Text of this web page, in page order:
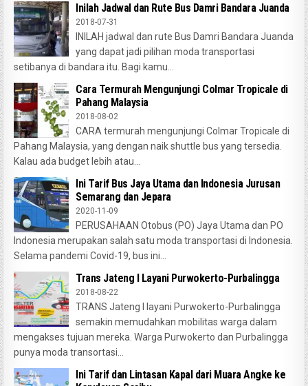
Inilah Jadwal dan Rute Bus Damri Bandara Juanda
2018-07-31
INILAH jadwal dan rute Bus Damri Bandara Juanda
yang dapat jadi pilihan moda transportasi
setibanya di bandara itu. Bagi kamu...
Cara Termurah Mengunjungi Colmar Tropicale di
Pahang Malaysia
2018-08-02
CARA termurah mengunjungi Colmar Tropicale di
Pahang Malaysia, yang dengan naik shuttle bus yang tersedia.
Kalau ada budget lebih atau...
Ini Tarif Bus Jaya Utama dan Indonesia Jurusan
Semarang dan Jepara
2020-11-09
PERUSAHAAN Otobus (PO) Jaya Utama dan PO
Indonesia merupakan salah satu moda transportasi di Indonesia.
Selama pandemi Covid-19, bus ini...
Trans Jateng I Layani Purwokerto-Purbalingga
2018-08-22
TRANS Jateng I layani Purwokerto-Purbalingga
semakin memudahkan mobilitas warga dalam
mengakses tujuan mereka. Warga Purwokerto dan Purbalingga
punya moda transortasi...
Ini Tarif dan Lintasan Kapal dari Muara Angke ke